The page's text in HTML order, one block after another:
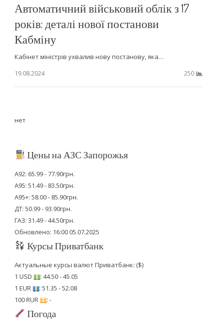
Автоматичний військовий облік з 17
років: деталі нової постанови
Кабміну
Кабінет міністрів ухвалив нову постанову, яка…
19.08.2024
250
нет
Цены на АЗС Запорожья
А92: 65.99 - 77.90грн.
А95: 51.49 - 83.50грн.
А95+: 58.00 - 85.90грн.
ДТ: 50.99 - 93.90грн.
ГАЗ: 31.49 - 44.50грн.
Обновлено: 16:00 05.07.2025
Курсы Приватбанк
Актуальные курсы валют Приватбанк: ($)
1 USD
: 44.50 - 45.05
1 EUR
: 51.35 - 52.08
100 RUR
: -
Погода